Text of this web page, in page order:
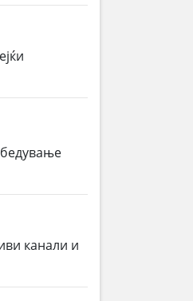
канали и